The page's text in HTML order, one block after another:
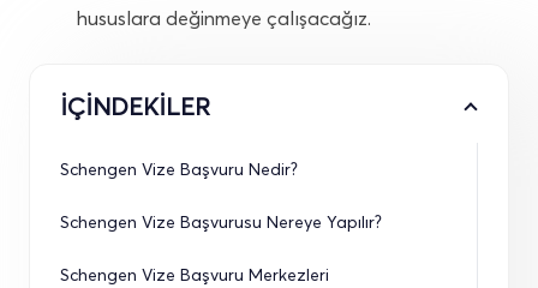
hususlara değinmeye çalışacağız.
İÇİNDEKİLER
Schengen Vize Başvuru Nedir?
Schengen Vize Başvurusu Nereye Yapılır?
Schengen Vize Başvuru Merkezleri